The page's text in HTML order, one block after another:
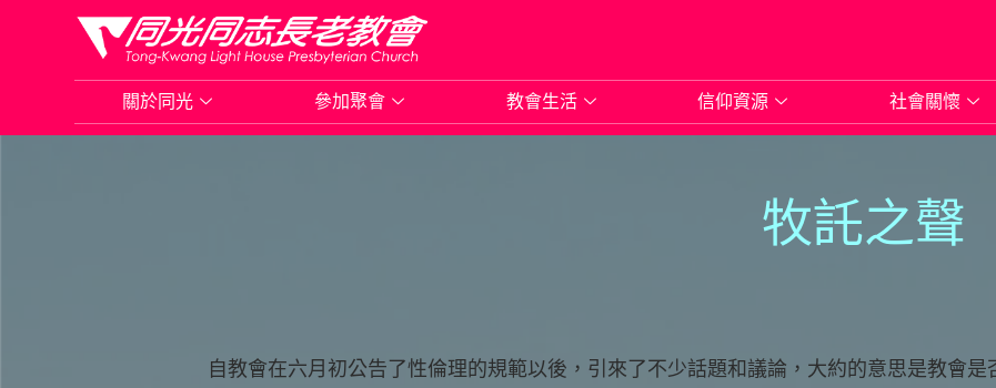
content
關於同光 參加聚會 教會生活 信仰資源 社會關懷
牧託之聲
自教會在六月初公告了性倫理的規範以後，引來了不少話題和議論，大約的意思是教會